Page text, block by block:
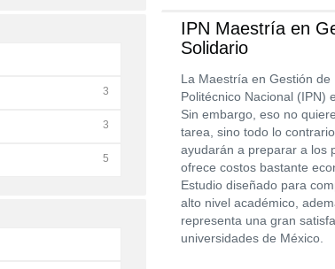
3
3
5
IPN Maestría en
Solidario
La Maestría en Gestión
Politécnico Nacional (IPN)
Sin embargo, eso no
tarea, sino todo lo
ayudarán a preparar a los
ofrece costos bastante
Estudio diseñado para
alto nivel académico,
representa una gran
universidades de México.